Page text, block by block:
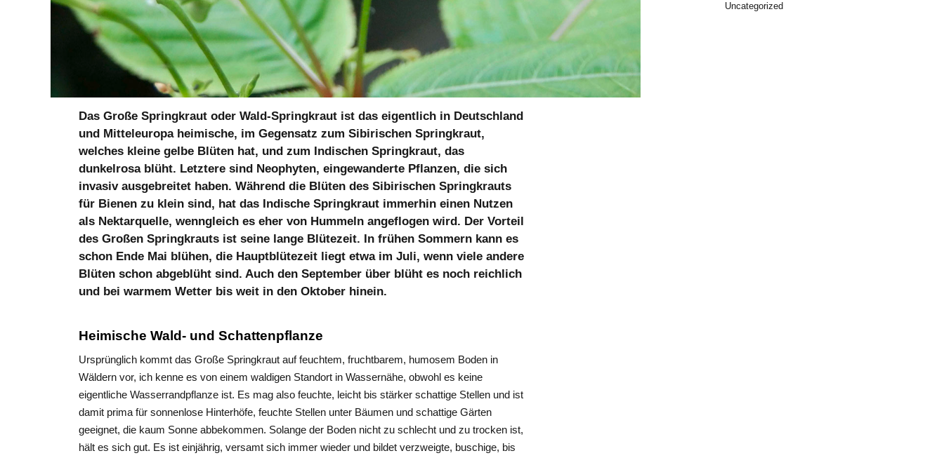
Das Große Springkraut oder Wald-Springkraut ist das eigentlich in Deutschland
und Mitteleuropa heimische, im Gegensatz zum Sibirischen Springkraut,
welches kleine gelbe Blüten hat, und zum Indischen Springkraut, das
dunkelrosa blüht. Letztere sind Neophyten, eingewanderte Pflanzen, die sich
invasiv ausgebreitet haben. Während die Blüten des Sibirischen Springkrauts
für Bienen zu klein sind, hat das Indische Springkraut immerhin einen Nutzen
als Nektarquelle, wenngleich es eher von Hummeln angeflogen wird. Der Vorteil
des Großen Springkrauts ist seine lange Blütezeit. In frühen Sommern kann es
schon Ende Mai blühen, die Hauptblütezeit liegt etwa im Juli, wenn viele andere
Blüten schon abgeblüht sind. Auch den September über blüht es noch reichlich
und bei warmem Wetter bis weit in den Oktober hinein.
Heimische Wald- und Schattenpflanze
Ursprünglich kommt das Große Springkraut auf feuchtem, fruchtbarem, humosem Boden in
Wäldern vor, ich kenne es von einem waldigen Standort in Wassernähe, obwohl es keine
eigentliche Wasserrandpflanze ist. Es mag also feuchte, leicht bis stärker schattige Stellen und ist
damit prima für sonnenlose Hinterhöfe, feuchte Stellen unter Bäumen und schattige Gärten
geeignet, die kaum Sonne abbekommen. Solange der Boden nicht zu schlecht und zu trocken ist,
hält es sich gut. Es ist einjährig, versamt sich immer wieder und bildet verzweigte, buschige, bis
Uncategorized